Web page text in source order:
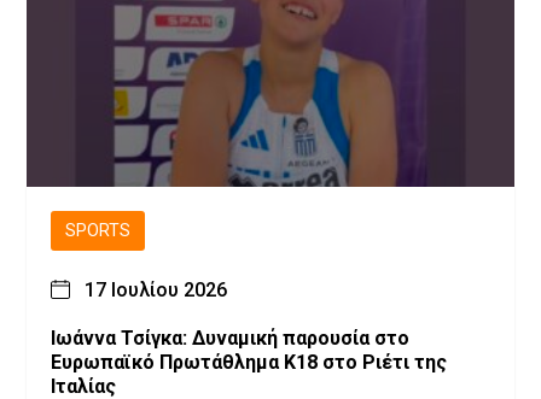
SPORTS
17 Ιουλίου 2026
Ιωάννα Τσίγκα: Δυναμική παρουσία στο
Ευρωπαϊκό Πρωτάθλημα Κ18 στο Ριέτι της
Ιταλίας